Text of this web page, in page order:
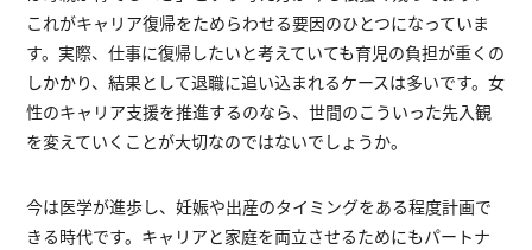
これがキャリア復帰をためらわせる要因のひとつになっていま
す。実際、仕事に復帰したいと考えていても育児の負担が重くの
しかかり、結果として退職に追い込まれるケースは多いです。女
性のキャリア支援を推進するのなら、世間のこういった先入観
を変えていくことが大切なのではないでしょうか。
今は医学が進歩し、妊娠や出産のタイミングをある程度計画で
きる時代です。キャリアと家庭を両立させるためにもパートナ